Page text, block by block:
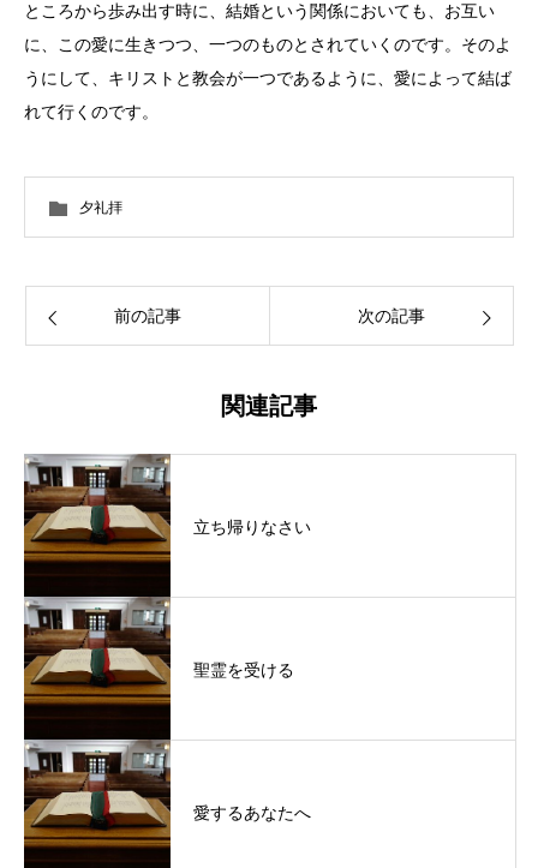
ところから歩み出す時に、結婚という関係においても、お互い
に、この愛に生きつつ、一つのものとされていくのです。そのよ
うにして、キリストと教会が一つであるように、愛によって結ば
れて行くのです。
夕礼拝
前の記事 次の記事
関連記事
立ち帰りなさい
聖霊を受ける
愛するあなたへ